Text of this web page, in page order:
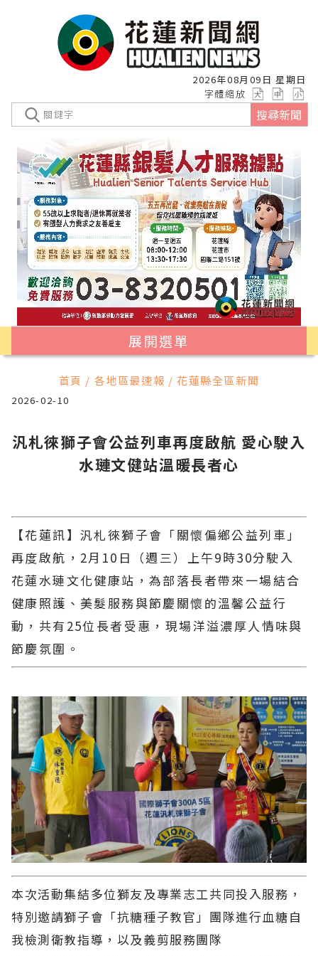
2026年08月09日 星期日
字體縮放
搜尋新聞
展開選單
首頁 / 各地區最速報 / 花蓮縣全區新聞
2026-02-10
汎札徠獅子會公益列車再度啟航 愛心駛入
水璉文健站溫暖長者心
【花蓮訊】汎札徠獅子會「關懷偏鄉公益列車」
再度啟航，2月10日（週三）上午9時30分駛入
花蓮水璉文化健康站，為部落長者帶來一場結合
健康照護、美髮服務與節慶關懷的溫馨公益行
動，共有25位長者受惠，現場洋溢濃厚人情味與
節慶氛圍。
本次活動集結多位獅友及專業志工共同投入服務，
特別邀請獅子會「抗糖種子教官」團隊進行血糖自
我檢測衛教指導，以及義剪服務團隊